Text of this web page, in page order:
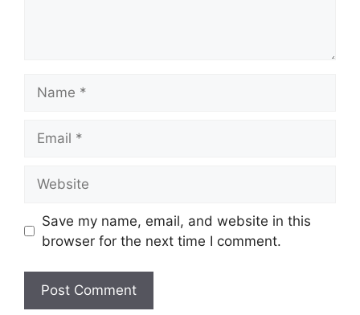
Save my name, email, and website in this
browser for the next time I comment.